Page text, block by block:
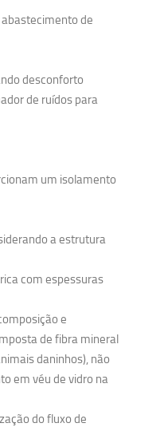
de
desconforto
de ruídos para
um isolamento
a estrutura
com espessuras
e
de fibra mineral
daninhos), não
em véu de vidro na
do fluxo de